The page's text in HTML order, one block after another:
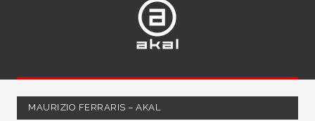
MAURIZIO FERRARIS – AKAL